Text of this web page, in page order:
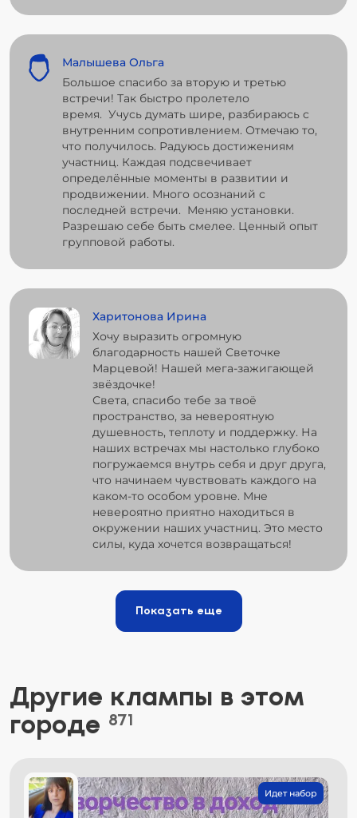
Малышева Ольга
Большое спасибо за вторую и третью
встречи! Так быстро пролетело
время. Учусь думать шире, разбираюсь с
внутренним сопротивлением. Отмечаю то,
что получилось. Радуюсь достижениям
участниц. Каждая подсвечивает
определённые моменты в развитии и
продвижении. Много осознаний с
последней встречи. Меняю установки.
Разрешаю себе быть смелее. Ценный опыт
групповой работы.
Харитонова Ирина
Хочу выразить огромную
благодарность нашей Светочке
Марцевой! Нашей мега-зажигающей
звёздочке!
Света, спасибо тебе за твоё
пространство, за невероятную
душевность, теплоту и поддержку. На
наших встречах мы настолько глубоко
погружаемся внутрь себя и друг друга,
что начинаем чувствовать каждого на
каком-то особом уровне. Мне
невероятно приятно находиться в
окружении наших участниц. Это место
силы, куда хочется возвращаться!
Показать еще
Другие клампы в этом
городе 871
Идет набор